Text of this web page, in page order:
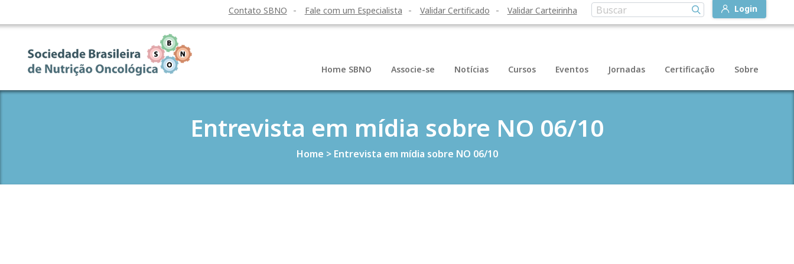
Contato SBNO Fale com um Especialista Validar Certificado Validar Carteirinha Login
Home SBNO Associe-se Notícias Cursos Eventos Jornadas Certificação Sobre
Entrevista em mídia sobre NO 06/10
Home > Entrevista em mídia sobre NO 06/10